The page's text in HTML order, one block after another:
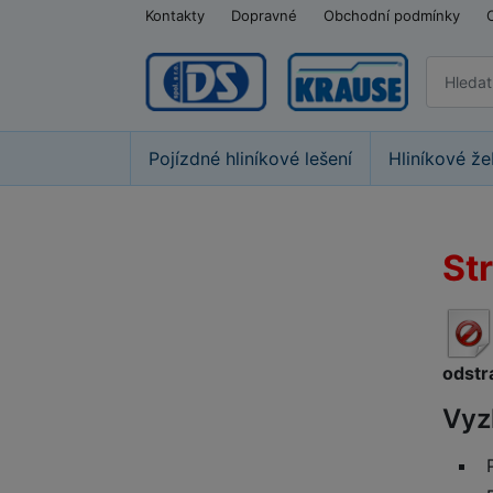
Kontakty Dopravné Obchodní podmínky
Pojízdné hliníkové lešení Hliníkové